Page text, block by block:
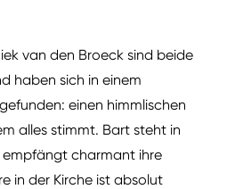
van den Broeck sind beide
haben sich in einem
einen himmlischen
alles stimmt. Bart steht in
empfängt charmant ihre
in der Kirche ist absolut